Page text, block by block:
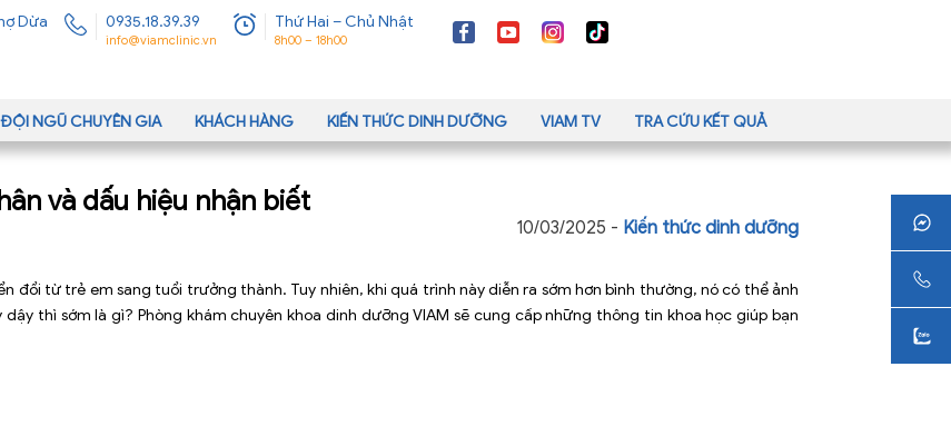
Dừa 0935.18.39.39
info@viamclinic.vn
Thứ Hai – Chủ Nhật
8h00 – 18h00
ĐỘI NGŨ CHUYÊN GIA KHÁCH HÀNG KIẾN THỨC DINH DƯỠNG VIAM TV TRA CỨU KẾT QUẢ
và dấu hiệu nhận biết
10/03/2025 - Kiến thức dinh dưỡng
đổi từ trẻ em sang tuổi trưởng thành. Tuy nhiên, khi quá trình này diễn ra sớm hơn bình thường, nó có thể ảnh
thì sớm là gì? Phòng khám chuyên khoa dinh dưỡng VIAM sẽ cung cấp những thông tin khoa học giúp bạn